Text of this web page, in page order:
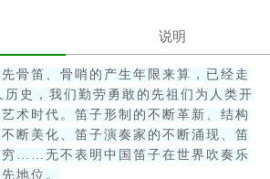
中国笛子属于边棱气鸣类吹奏
说，气流在人为的压力下沿着
向通过一个人工做出的微小口
子的正确口型)把气流集中地吹
中的气流灌入笛管之内产生振
动听的乐音。在这一系列吹奏
因素起到了重要的作用，尤其
说明
骨笛、骨哨的产生年限来算，已经走
史，我们勤劳勇敢的先祖们为人类开
术时代。 笛子形制的不断革新、结构
断美化、笛子演奏家的不断涌现、笛
穷……无不表明中国笛子在世界吹奏乐
地位。